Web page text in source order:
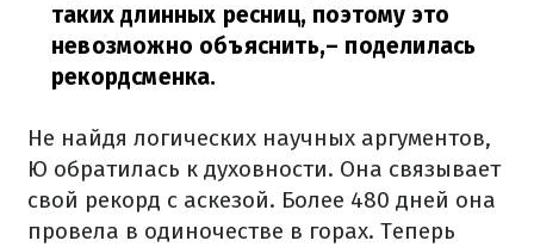
таких длинных ресниц, поэтому это
невозможно объяснить,– поделилась
рекордсменка.
Не найдя логических научных аргументов,
Ю обратилась к духовности. Она связывает
свой рекорд с аскезой. Более 480 дней она
провела в одиночестве в горах. Теперь